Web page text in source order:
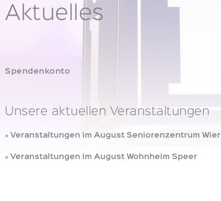
Aktuelles
Spendenkonto
Unsere aktuellen Veranstaltungen
» Veranstaltungen im August Seniorenzentrum Wier
» Veranstaltungen im August Wohnheim Speer